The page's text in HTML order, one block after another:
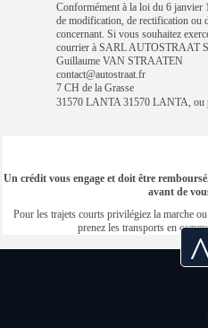
Conformément à la loi du 6 janvier
de modification, de rectification ou
concernant. Si vous souhaitez
courrier à SARL AUTOSTRAAT
Guillaume VAN STRAATEN
contact@autostraat.fr
7 CH de la Grasse
31570 LANTA 31570 LANTA, ou
Un crédit vous engage et doit être
avant de
Pour les trajets courts privilégiez la marche
prenez les transports en